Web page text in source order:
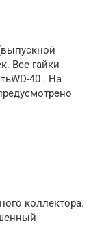
Все гайки
40 . На
коллектора.